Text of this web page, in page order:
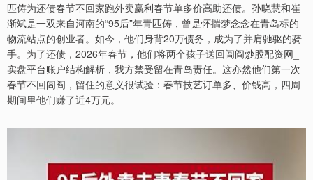
匹俦为还债春节不回家跑外卖赢利春节单多价高助还债。孙晓慧和崔
渐斌是一双来自河南的“95后”年青匹俦，曾是怀揣梦念念在青岛标的
物流站点的创业者。如今，他们身背20万债务，成为了并肩驰驱的骑
手。为了还债，2026年春节，他们将两个孩子送回闾阎炒股配资网_
实盘平台账户结构解析，我方禁受留在青岛责任。这亦然他们第一次
春节不回闾阎，留住的意义很试验：春节技艺订单多、价钱高，四周
期间里他们赚了近4万元。